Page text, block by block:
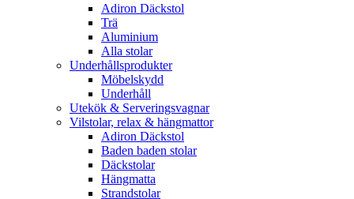
Adiron Däckstol
Trä
Aluminium
Alla stolar
Underhållsprodukter
Möbelskydd
Underhåll
Utekök & Serveringsvagnar
Vilstolar, relax & hängmattor
Adiron Däckstol
Baden baden stolar
Däckstolar
Hängmatta
Strandstolar